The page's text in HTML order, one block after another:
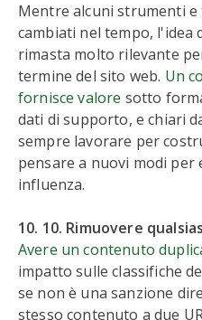
Mentre alcuni strumenti e
cambiati nel tempo, l'idea
rimasta molto rilevante
termine del sito web. Un
fornisce valore sotto
dati di supporto, e chiari
sempre lavorare per
pensare a nuovi modi per
influenza.
10. 10. Rimuovere
Avere un contenuto
impatto sulle classifiche
se non è una sanzione
stesso contenuto a due